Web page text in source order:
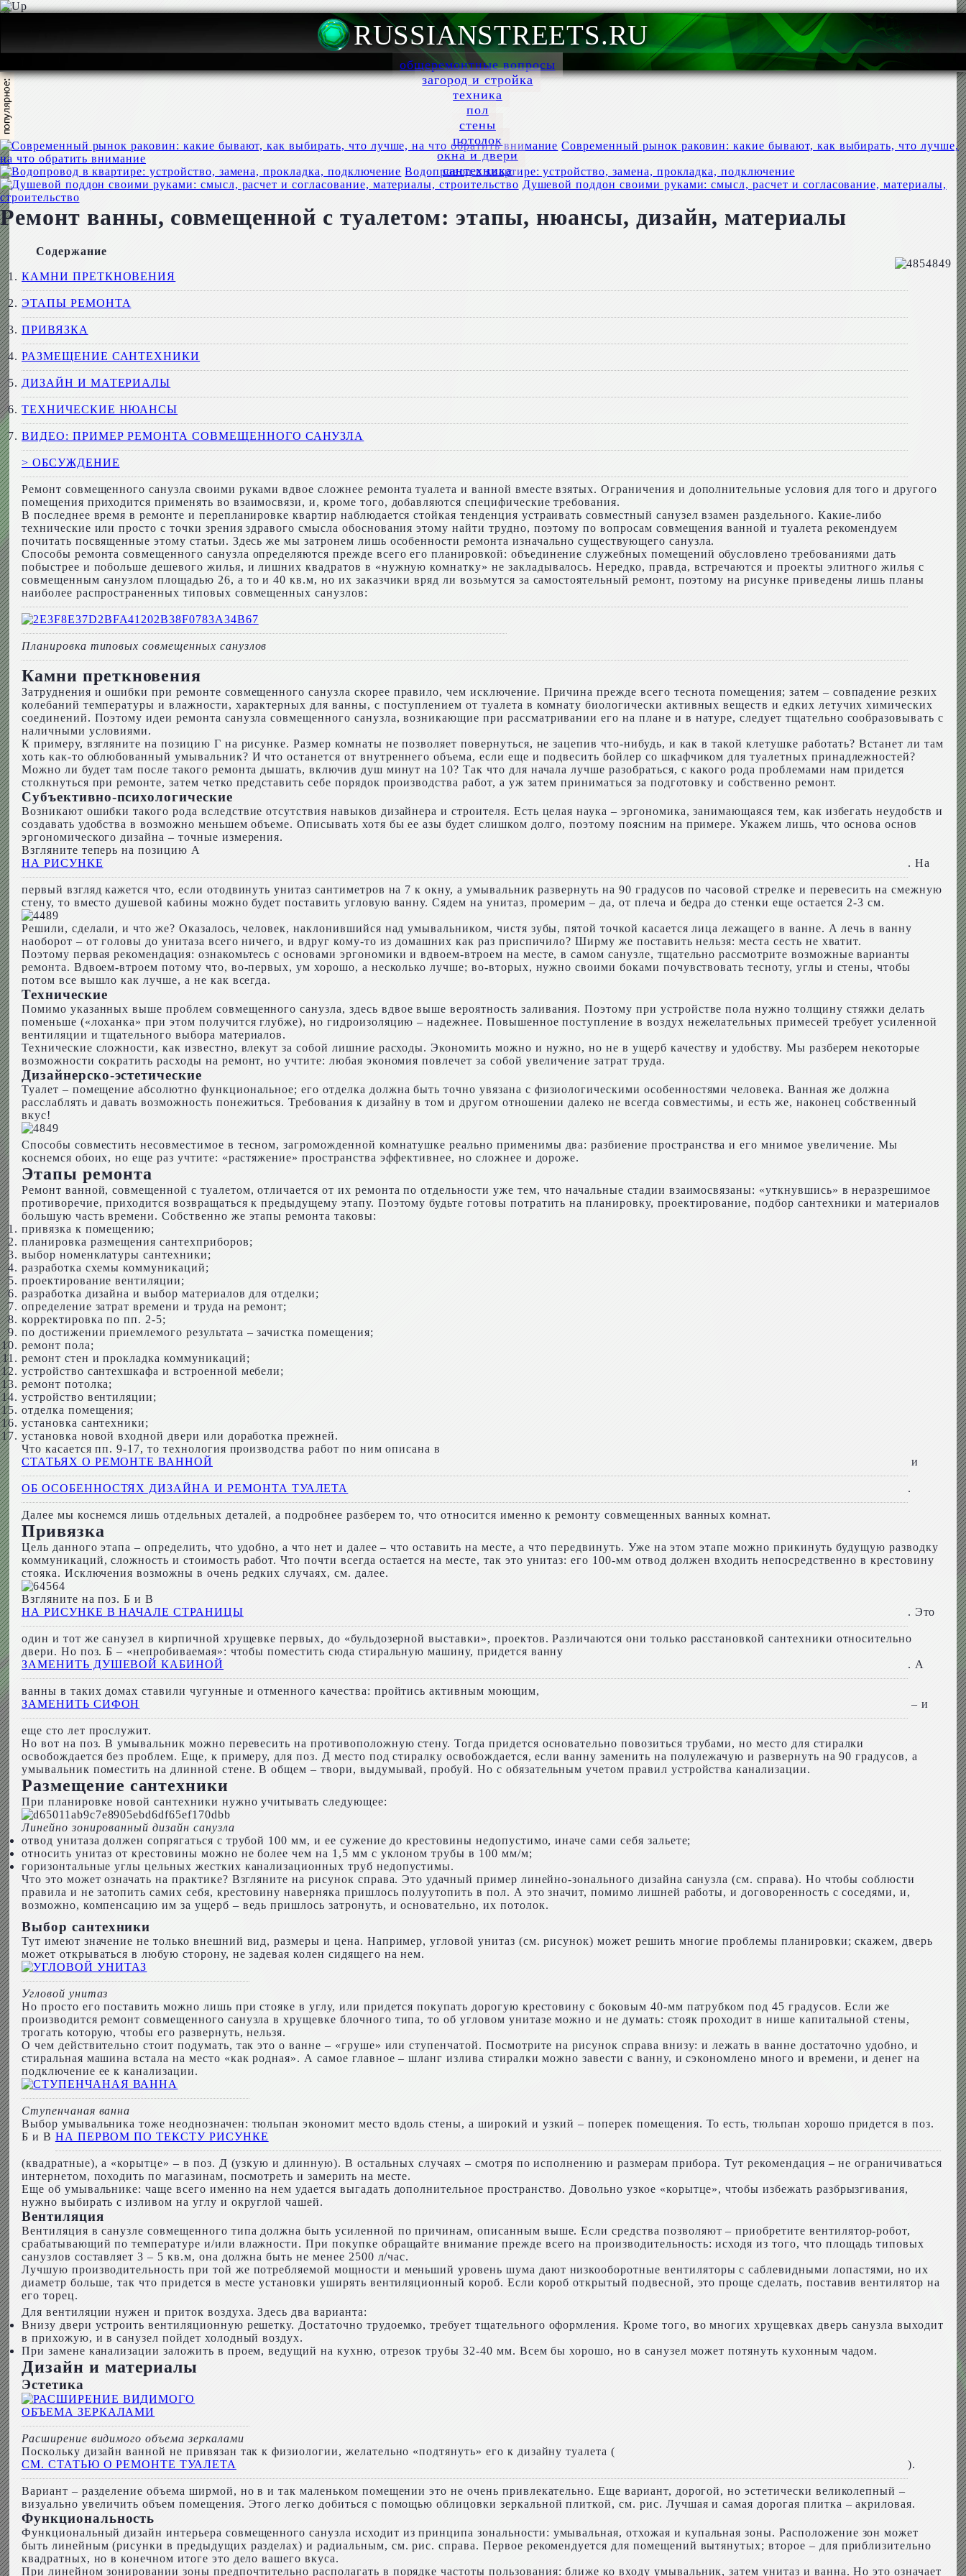
RUSSIANSTREETS.RU
общеремонтные вопросы
загород и стройка
техника
пол
стены
потолок
окна и двери
сантехника
Современный рынок раковин: какие бывают, как выбирать, что лучше,
на что обратить внимание
Водопровод в квартире: устройство, замена, прокладка, подключение
Душевой поддон своими руками: смысл, расчет и согласование, материалы,
строительство
Ремонт ванны, совмещенной с туалетом: этапы, нюансы, дизайн, материалы
Содержание
КАМНИ ПРЕТКНОВЕНИЯ
ЭТАПЫ РЕМОНТА
ПРИВЯЗКА
РАЗМЕЩЕНИЕ САНТЕХНИКИ
ДИЗАЙН И МАТЕРИАЛЫ
ТЕХНИЧЕСКИЕ НЮАНСЫ
ВИДЕО: ПРИМЕР РЕМОНТА СОВМЕЩЕННОГО САНУЗЛА
> ОБСУЖДЕНИЕ
Ремонт совмещенного санузла своими руками вдвое сложнее ремонта туалета и ванной вместе взятых. Ограничения и дополнительные условия для того и другого
помещения приходится применять во взаимосвязи, и, кроме того, добавляются специфические требования.
В последнее время в ремонте и перепланировке квартир наблюдается стойкая тенденция устраивать совместный санузел взамен раздельного. Какие-либо
технические или просто с точки зрения здравого смысла обоснования этому найти трудно, поэтому по вопросам совмещения ванной и туалета рекомендуем
почитать посвященные этому статьи. Здесь же мы затронем лишь особенности ремонта изначально существующего санузла.
Способы ремонта совмещенного санузла определяются прежде всего его планировкой: объединение служебных помещений обусловлено требованиями дать
побыстрее и побольше дешевого жилья, и лишних квадратов в «нужную комнатку» не закладывалось. Нередко, правда, встречаются и проекты элитного жилья с
совмещенным санузлом площадью 26, а то и 40 кв.м, но их заказчики вряд ли возьмутся за самостоятельный ремонт, поэтому на рисунке приведены лишь планы
наиболее распространенных типовых совмещенных санузлов:
Планировка типовых совмещенных санузлов
Камни преткновения
Затруднения и ошибки при ремонте совмещенного санузла скорее правило, чем исключение. Причина прежде всего теснота помещения; затем – совпадение резких
колебаний температуры и влажности, характерных для ванны, с поступлением от туалета в комнату биологически активных веществ и едких летучих химических
соединений. Поэтому идеи ремонта санузла совмещенного санузла, возникающие при рассматривании его на плане и в натуре, следует тщательно сообразовывать с
наличными условиями.
К примеру, взгляните на позицию Г на рисунке. Размер комнаты не позволяет повернуться, не зацепив что-нибудь, и как в такой клетушке работать? Встанет ли там
хоть как-то облюбованный умывальник? И что останется от внутреннего объема, если еще и подвесить бойлер со шкафчиком для туалетных принадлежностей?
Можно ли будет там после такого ремонта дышать, включив душ минут на 10? Так что для начала лучше разобраться, с какого рода проблемами нам придется
столкнуться при ремонте, затем четко представить себе порядок производства работ, а уж затем приниматься за подготовку и собственно ремонт.
Субъективно-психологические
Возникают ошибки такого рода вследствие отсутствия навыков дизайнера и строителя. Есть целая наука – эргономика, занимающаяся тем, как избегать неудобств и
создавать удобства в возможно меньшем объеме. Описывать хотя бы ее азы будет слишком долго, поэтому поясним на примере. Укажем лишь, что основа основ
эргономического дизайна – точные измерения.
Взгляните теперь на позицию А
НА РИСУНКЕ
. На
первый взгляд кажется что, если отодвинуть унитаз сантиметров на 7 к окну, а умывальник развернуть на 90 градусов по часовой стрелке и перевесить на смежную
стену, то вместо душевой кабины можно будет поставить угловую ванну. Сядем на унитаз, промерим – да, от плеча и бедра до стенки еще остается 2-3 см.
Решили, сделали, и что же? Оказалось, человек, наклонившийся над умывальником, чистя зубы, пятой точкой касается лица лежащего в ванне. А лечь в ванну
наоборот – от головы до унитаза всего ничего, и вдруг кому-то из домашних как раз приспичило? Ширму же поставить нельзя: места сесть не хватит.
Поэтому первая рекомендация: ознакомьтесь с основами эргономики и вдвоем-втроем на месте, в самом санузле, тщательно рассмотрите возможные варианты
ремонта. Вдвоем-втроем потому что, во-первых, ум хорошо, а несколько лучше; во-вторых, нужно своими боками почувствовать тесноту, углы и стены, чтобы
потом все вышло как лучше, а не как всегда.
Технические
Помимо указанных выше проблем совмещенного санузла, здесь вдвое выше вероятность заливания. Поэтому при устройстве пола нужно толщину стяжки делать
поменьше («лоханка» при этом получится глубже), но гидроизоляцию – надежнее. Повышенное поступление в воздух нежелательных примесей требует усиленной
вентиляции и тщательного выбора материалов.
Технические сложности, как известно, влекут за собой лишние расходы. Экономить можно и нужно, но не в ущерб качеству и удобству. Мы разберем некоторые
возможности сократить расходы на ремонт, но учтите: любая экономия повлечет за собой увеличение затрат труда.
Дизайнерско-эстетические
Туалет – помещение абсолютно функциональное; его отделка должна быть точно увязана с физиологическими особенностями человека. Ванная же должна
расслаблять и давать возможность понежиться. Требования к дизайну в том и другом отношении далеко не всегда совместимы, и есть же, наконец собственный
вкус!
Способы совместить несовместимое в тесном, загроможденной комнатушке реально применимы два: разбиение пространства и его мнимое увеличение. Мы
коснемся обоих, но еще раз учтите: «растяжение» пространства эффективнее, но сложнее и дороже.
Этапы ремонта
Ремонт ванной, совмещенной с туалетом, отличается от их ремонта по отдельности уже тем, что начальные стадии взаимосвязаны: «уткнувшись» в неразрешимое
противоречие, приходится возвращаться к предыдущему этапу. Поэтому будьте готовы потратить на планировку, проектирование, подбор сантехники и материалов
большую часть времени. Собственно же этапы ремонта таковы:
привязка к помещению;
планировка размещения сантехприборов;
выбор номенклатуры сантехники;
разработка схемы коммуникаций;
проектирование вентиляции;
разработка дизайна и выбор материалов для отделки;
определение затрат времени и труда на ремонт;
корректировка по пп. 2-5;
по достижении приемлемого результата – зачистка помещения;
ремонт пола;
ремонт стен и прокладка коммуникаций;
устройство сантехшкафа и встроенной мебели;
ремонт потолка;
устройство вентиляции;
отделка помещения;
установка сантехники;
установка новой входной двери или доработка прежней.
Что касается пп. 9-17, то технология производства работ по ним описана в
СТАТЬЯХ О РЕМОНТЕ ВАННОЙ
и
ОБ ОСОБЕННОСТЯХ ДИЗАЙНА И РЕМОНТА ТУАЛЕТА .
Далее мы коснемся лишь отдельных деталей, а подробнее разберем то, что относится именно к ремонту совмещенных ванных комнат.
Привязка
Цель данного этапа – определить, что удобно, а что нет и далее – что оставить на месте, а что передвинуть. Уже на этом этапе можно прикинуть будущую разводку
коммуникаций, сложность и стоимость работ. Что почти всегда остается на месте, так это унитаз: его 100-мм отвод должен входить непосредственно в крестовину
стояка. Исключения возможны в очень редких случаях, см. далее.
Взгляните на поз. Б и В
НА РИСУНКЕ В НАЧАЛЕ СТРАНИЦЫ
. Это
один и тот же санузел в кирпичной хрущевке первых, до «бульдозерной выставки», проектов. Различаются они только расстановкой сантехники относительно
двери. Но поз. Б – «непробиваемая»: чтобы поместить сюда стиральную машину, придется ванну
ЗАМЕНИТЬ ДУШЕВОЙ КАБИНОЙ
. А
ванны в таких домах ставили чугунные и отменного качества: пройтись активным моющим,
ЗАМЕНИТЬ СИФОН
– и
еще сто лет прослужит.
Но вот на поз. В умывальник можно перевесить на противоположную стену. Тогда придется основательно повозиться трубами, но место для стиралки
освобождается без проблем. Еще, к примеру, для поз. Д место под стиралку освобождается, если ванну заменить на полулежачую и развернуть на 90 градусов, а
умывальник поместить на длинной стене. В общем – твори, выдумывай, пробуй. Но с обязательным учетом правил устройства канализации.
Размещение сантехники
При планировке новой сантехники нужно учитывать следующее:
Линейно зонированный дизайн санузла
отвод унитаза должен сопрягаться с трубой 100 мм, и ее сужение до крестовины недопустимо, иначе сами себя зальете;
относить унитаз от крестовины можно не более чем на 1,5 мм с уклоном трубы в 100 мм/м;
горизонтальные углы цельных жестких канализационных труб недопустимы.
Что это может означать на практике? Взгляните на рисунок справа. Это удачный пример линейно-зонального дизайна санузла (см. справа). Но чтобы соблюсти
правила и не затопить самих себя, крестовину наверняка пришлось полуутопить в пол. А это значит, помимо лишней работы, и договоренность с соседями, и,
возможно, компенсацию им за ущерб – ведь пришлось затронуть, и основательно, их потолок.
Выбор сантехники
Тут имеют значение не только внешний вид, размеры и цена. Например, угловой унитаз (см. рисунок) может решить многие проблемы планировки; скажем, дверь
может открываться в любую сторону, не задевая колен сидящего на нем.
Угловой унитаз
Но просто его поставить можно лишь при стояке в углу, или придется покупать дорогую крестовину с боковым 40-мм патрубком под 45 градусов. Если же
производится ремонт совмещенного санузла в хрущевке блочного типа, то об угловом унитазе можно и не думать: стояк проходит в нише капитальной стены,
трогать которую, чтобы его развернуть, нельзя.
О чем действительно стоит подумать, так это о ванне – «груше» или ступенчатой. Посмотрите на рисунок справа внизу: и лежать в ванне достаточно удобно, и
стиральная машина встала на место «как родная». А самое главное – шланг излива стиралки можно завести с ванну, и сэкономлено много и времени, и денег на
подключение ее к канализации.
Ступенчаная ванна
Выбор умывальника тоже неоднозначен: тюльпан экономит место вдоль стены, а широкий и узкий – поперек помещения. То есть, тюльпан хорошо придется в поз.
Б и В НА ПЕРВОМ ПО ТЕКСТУ РИСУНКЕ
(квадратные), а «корытце» – в поз. Д (узкую и длинную). В остальных случаях – смотря по исполнению и размерам прибора. Тут рекомендация – не ограничиваться
интернетом, походить по магазинам, посмотреть и замерить на месте.
Еще об умывальнике: чаще всего именно на нем удается выгадать дополнительное пространство. Довольно узкое «корытце», чтобы избежать разбрызгивания,
нужно выбирать с изливом на углу и округлой чашей.
Вентиляция
Вентиляция в санузле совмещенного типа должна быть усиленной по причинам, описанным выше. Если средства позволяют – приобретите вентилятор-робот,
срабатывающий по температуре и/или влажности. При покупке обращайте внимание прежде всего на производительность: исходя из того, что площадь типовых
санузлов составляет 3 – 5 кв.м, она должна быть не менее 2500 л/час.
Лучшую производительность при той же потребляемой мощности и меньший уровень шума дают низкооборотные вентиляторы с саблевидными лопастями, но их
диаметр больше, так что придется в месте установки уширять вентиляционный короб. Если короб открытый подвесной, это проще сделать, поставив вентилятор на
его торец.
Для вентиляции нужен и приток воздуха. Здесь два варианта:
Внизу двери устроить вентиляционную решетку. Достаточно трудоемко, требует тщательного оформления. Кроме того, во многих хрущевках дверь санузла выходит
в прихожую, и в санузел пойдет холодный воздух.
При замене канализации заложить в проем, ведущий на кухню, отрезок трубы 32-40 мм. Всем бы хорошо, но в санузел может потянуть кухонным чадом.
Дизайн и материалы
Эстетика
Расширение видимого объема зеркалами
Поскольку дизайн ванной не привязан так к физиологии, желательно «подтянуть» его к дизайну туалета (
СМ. СТАТЬЮ О РЕМОНТЕ ТУАЛЕТА
).
Вариант – разделение объема ширмой, но в и так маленьком помещении это не очень привлекательно. Еще вариант, дорогой, но эстетически великолепный –
визуально увеличить объем помещения. Этого легко добиться с помощью облицовки зеркальной плиткой, см. рис. Лучшая и самая дорогая плитка – акриловая.
Функциональность
Функциональный дизайн интерьера совмещенного санузла исходит из принципа зональности: умывальная, отхожая и купальная зоны. Расположение зон может
быть линейным (рисунки в предыдущих разделах) и радиальным, см. рис. справа. Первое рекомендуется для помещений вытянутых; второе – для приблизительно
квадратных, но в конечном итоге это дело вашего вкуса.
При линейном зонировании зоны предпочтительно располагать в порядке частоты пользования: ближе ко входу умывальник, затем унитаз и ванна. Но это означает